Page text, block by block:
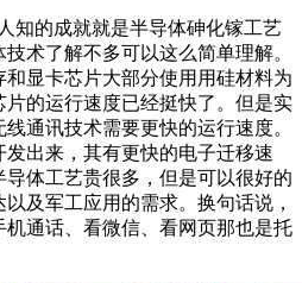
的成就就是半导体砷化镓工艺
术了解不多可以这么简单理解。
显卡芯片大部分使用用硅材料为
的运行速度已经挺快了。但是实
通讯技术需要更快的运行速度。
出来，其有更快的电子迁移速
体工艺贵很多，但是可以很好的
及军工应用的需求。换句话说，
通话、看微信、看网页那也是托